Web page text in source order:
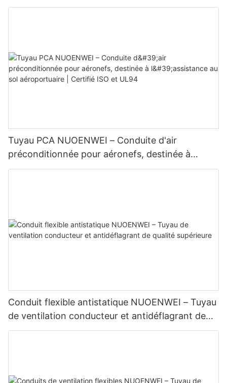
résistance avec spirale en fil d'acier (100–1500
Tuyau PCA NUOENWEI – Conduite d'air
préconditionnée pour aéronefs, destinée à
l'assistance au sol aéroportuaire | Certifié ISO et
Conduit flexible antistatique NUOENWEI – Tuyau
de ventilation conducteur et antidéflagrant de
qualité supérieure